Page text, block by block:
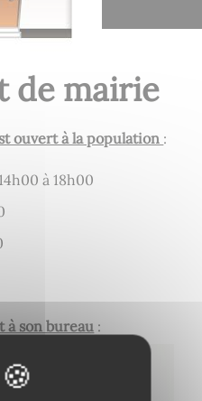
de mairie
ouvert à la population :
à 18h00
à son bureau :